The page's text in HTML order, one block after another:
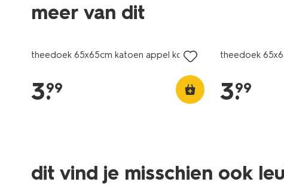
meer van dit
theedoek 65x65cm katoen appel koraal
3.
99
theedoek
3.
99
dit vind je misschien ook